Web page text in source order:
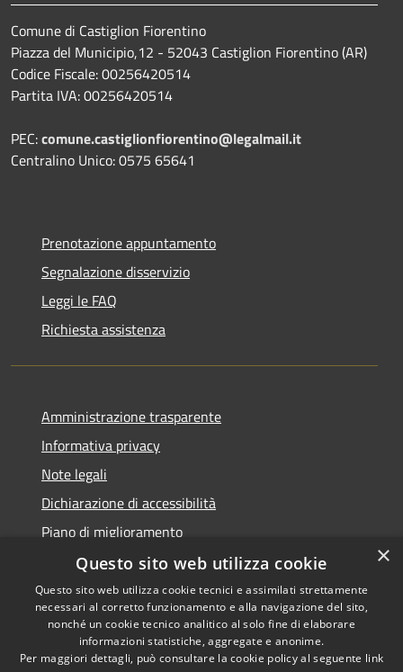
Comune di Castiglion Fiorentino
Piazza del Municipio,12 - 52043 Castiglion Fiorentino (AR)
Codice Fiscale: 00256420514
Partita IVA: 00256420514
PEC:comune.castiglionfiorentino@legalmail.it
Centralino Unico: 0575 65641
Prenotazione appuntamento
Segnalazione disservizio
Leggi le FAQ
Richiesta assistenza
Amministrazione trasparente
Informativa privacy
Note legali
Dichiarazione di accessibilità
Piano di miglioramento
Accessibilità
Privacy
Copyright © 2026 • Comune di
Castiglion Fiorentino •
Powered byMunicipium •
×
Questo sito web utilizza cookie
Questo sito web utilizza cookie tecnici e assimilati strettamente
necessari al corretto funzionamento e alla navigazione del sito,
nonché un cookie tecnico analitico al solo fine di elaborare
informazioni statistiche, aggregate e anonime.
Per maggiori dettagli, può consultare la cookie policy al seguente link